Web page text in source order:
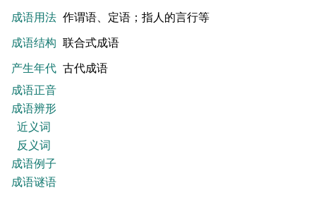
成语用法 作谓语、定语；指人的言行等
成语结构 联合式成语
产生年代 古代成语
成语正音
成语辨形
近义词
反义词
成语例子
成语谜语